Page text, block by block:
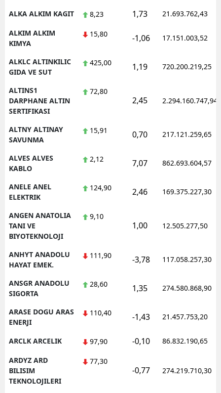
ALKA ALKIM KAGIT 8,23 1,73 21.693.762,43
ALKIM ALKIM
KIMYA
15,80 -1,06 17.151.003,52
ALKLC ALTINKILIC
GIDA VE SUT
425,00 1,19 720.200.219,25
ALTINS1
DARPHANE ALTIN
SERTIFIKASI
72,80
2,45 2.294.160.747,94
ALTNY ALTINAY
SAVUNMA
15,91 0,70 217.121.259,65
ALVES ALVES
KABLO
2,12 7,07 862.693.604,57
ANELE ANEL
ELEKTRIK
124,90 2,46 169.375.227,30
ANGEN ANATOLIA
TANI VE
BIYOTEKNOLOJI
9,10
1,00 12.505.277,50
ANHYT ANADOLU
HAYAT EMEK.
111,90 -3,78 117.058.257,30
ANSGR ANADOLU
SIGORTA
28,60 1,35 274.580.868,90
ARASE DOGU ARAS
ENERJI
110,40 -1,43 21.457.753,20
ARCLK ARCELIK 97,90 -0,10 86.832.190,65
ARDYZ ARD
BILISIM
TEKNOLOJILERI
77,30
-0,77 274.219.710,30